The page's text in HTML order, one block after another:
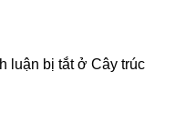
luận bị tắtở Cây trúc